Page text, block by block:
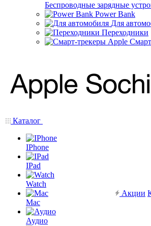
Беспроводные зарядные
Power Bank
Для
Переходники
Каталог
IPhone
IPad
Watch
Mac
Аудио
Акции